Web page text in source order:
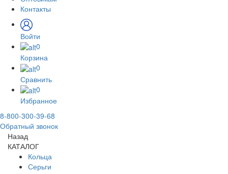
Контакты
Войти
0
Корзина
0
Сравнить
0
Избранное
8-800-300-39-68
Обратный звонок
Назад
КАТАЛОГ
Кольца
Серьги